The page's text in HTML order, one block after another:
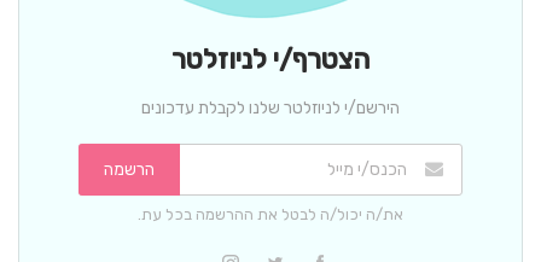
הצטרף/י לניוזלטר
הירשם/י לניוזלטר שלנו לקבלת עדכונים
הרשמה
את/ה יכול/ה לבטל את ההרשמה בכל עת.